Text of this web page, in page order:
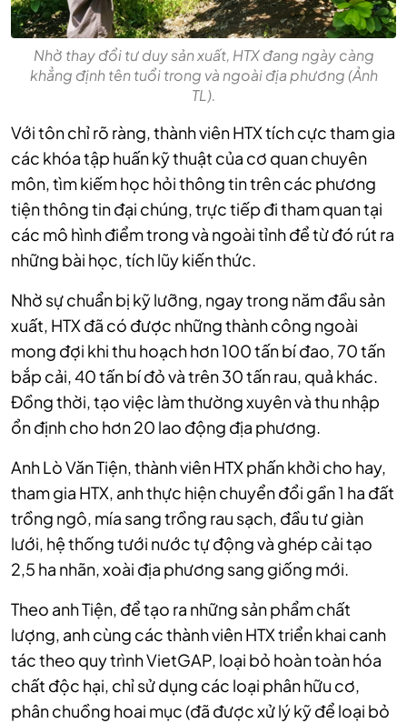
Nhờ thay đổi tư duy sản xuất, HTX đang ngày càng
khẳng định tên tuổi trong và ngoài địa phương (Ảnh
TL).
Với tôn chỉ rõ ràng, thành viên HTX tích cực tham gia
các khóa tập huấn kỹ thuật của cơ quan chuyên
môn, tìm kiếm học hỏi thông tin trên các phương
tiện thông tin đại chúng, trực tiếp đi tham quan tại
các mô hình điểm trong và ngoài tỉnh để từ đó rút ra
những bài học, tích lũy kiến thức.
Nhờ sự chuẩn bị kỹ lưỡng, ngay trong năm đầu sản
xuất, HTX đã có được những thành công ngoài
mong đợi khi thu hoạch hơn 100 tấn bí đao, 70 tấn
bắp cải, 40 tấn bí đỏ và trên 30 tấn rau, quả khác.
Đồng thời, tạo việc làm thường xuyên và thu nhập
ổn định cho hơn 20 lao động địa phương.
Anh Lò Văn Tiện, thành viên HTX phấn khởi cho hay,
tham gia HTX, anh thực hiện chuyển đổi gần 1 ha đất
trồng ngô, mía sang trồng rau sạch, đầu tư giàn
lưới, hệ thống tưới nước tự động và ghép cải tạo
2,5 ha nhãn, xoài địa phương sang giống mới.
Theo anh Tiện, để tạo ra những sản phẩm chất
lượng, anh cùng các thành viên HTX triển khai canh
tác theo quy trình VietGAP, loại bỏ hoàn toàn hóa
chất độc hại, chỉ sử dụng các loại phân hữu cơ,
phân chuồng hoai mục (đã được xử lý kỹ để loại bỏ